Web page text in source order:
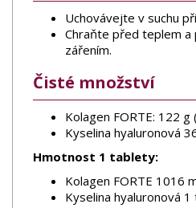
Uchovávejte v suchu
Chraňte před teplem a
zářením.
Čisté množství
Kolagen FORTE: 122
Kyselina hyaluronová
Hmotnost 1 tablety:
Kolagen FORTE 1016
Kyselina hyaluronová